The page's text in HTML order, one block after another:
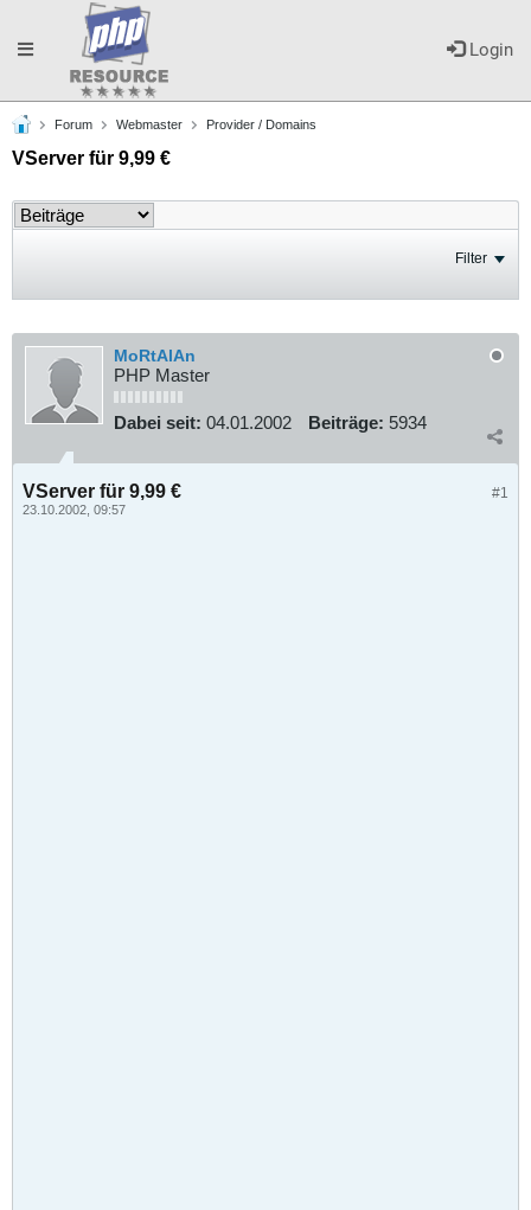
Login
Toggle
navigation
Forum Webmaster Provider / Domains
VServer für 9,99 €
Filter
MoRtAlAn
PHP Master
Dabei seit: 04.01.2002 Beiträge: 5934
#1
VServer für 9,99 €
23.10.2002, 09:57